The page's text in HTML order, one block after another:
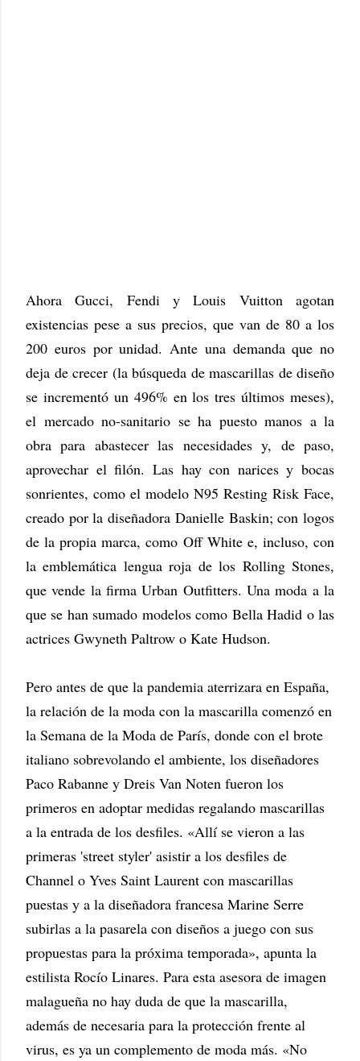
Ahora Gucci, Fendi y Louis Vuitton agotan
existencias pese a sus precios, que van de 80 a los
200 euros por unidad. Ante una demanda que no
deja de crecer (la búsqueda de mascarillas de diseño
se incrementó un 496% en los tres últimos meses),
el mercado no-sanitario se ha puesto manos a la
obra para abastecer las necesidades y, de paso,
aprovechar el filón. Las hay con narices y bocas
sonrientes, como el modelo N95 Resting Risk Face,
creado por la diseñadora Danielle Baskin; con logos
de la propia marca, como Off White e, incluso, con
la emblemática lengua roja de los Rolling Stones,
que vende la firma Urban Outfitters. Una moda a la
que se han sumado modelos como Bella Hadid o las
actrices Gwyneth Paltrow o Kate Hudson.
Pero antes de que la pandemia aterrizara en España,
la relación de la moda con la mascarilla comenzó en
la Semana de la Moda de París, donde con el brote
italiano sobrevolando el ambiente, los diseñadores
Paco Rabanne y Dreis Van Noten fueron los
primeros en adoptar medidas regalando mascarillas
a la entrada de los desfiles. «Allí se vieron a las
primeras 'street styler' asistir a los desfiles de
Channel o Yves Saint Laurent con mascarillas
puestas y a la diseñadora francesa Marine Serre
subirlas a la pasarela con diseños a juego con sus
propuestas para la próxima temporada», apunta la
estilista Rocío Linares. Para esta asesora de imagen
malagueña no hay duda de que la mascarilla,
además de necesaria para la protección frente al
virus, es ya un complemento de moda más. «No